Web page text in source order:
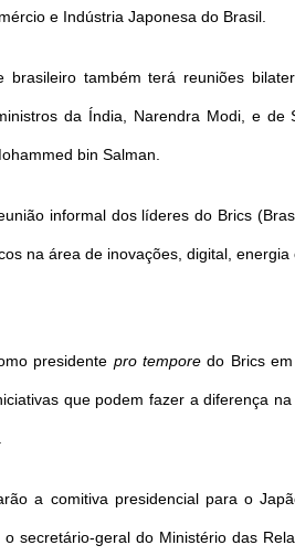
e Indústria Japonesa do Brasil.
brasileiro também terá reuniões
da Índia, Narendra Modi, e de
bin Salman.
informal dos líderes do Brics
na área de inovações, digital, energia
presidente pro temporedo Brics em
que podem fazer a diferença
a comitiva presidencial para o
secretário-geral do Ministério das